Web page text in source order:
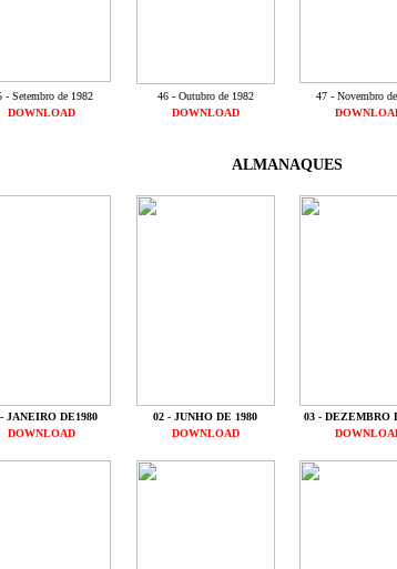
- Setembro de 1982 46 - Outubro de 1982 47 - Novembro
DOWNLOAD
DOWNLOAD
ALMANAQUES
JANEIRO DE1980 02 - JUNHO DE 1980 03 - DEZEMBRO
DOWNLOAD
DOWNLOAD